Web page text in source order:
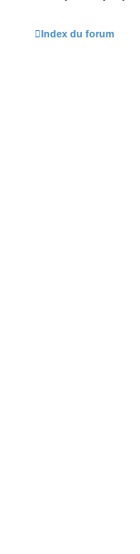
Index du forum